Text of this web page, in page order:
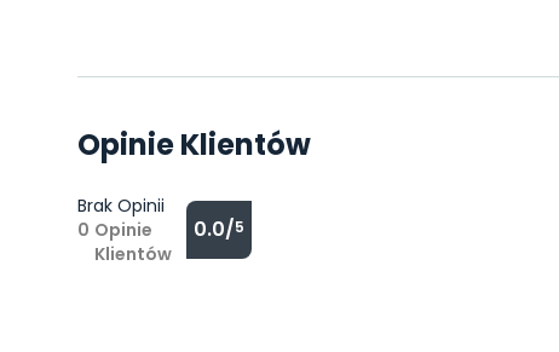
Opinie Klientów
Brak Opinii
0 Opinie
Klientów
0.0/5